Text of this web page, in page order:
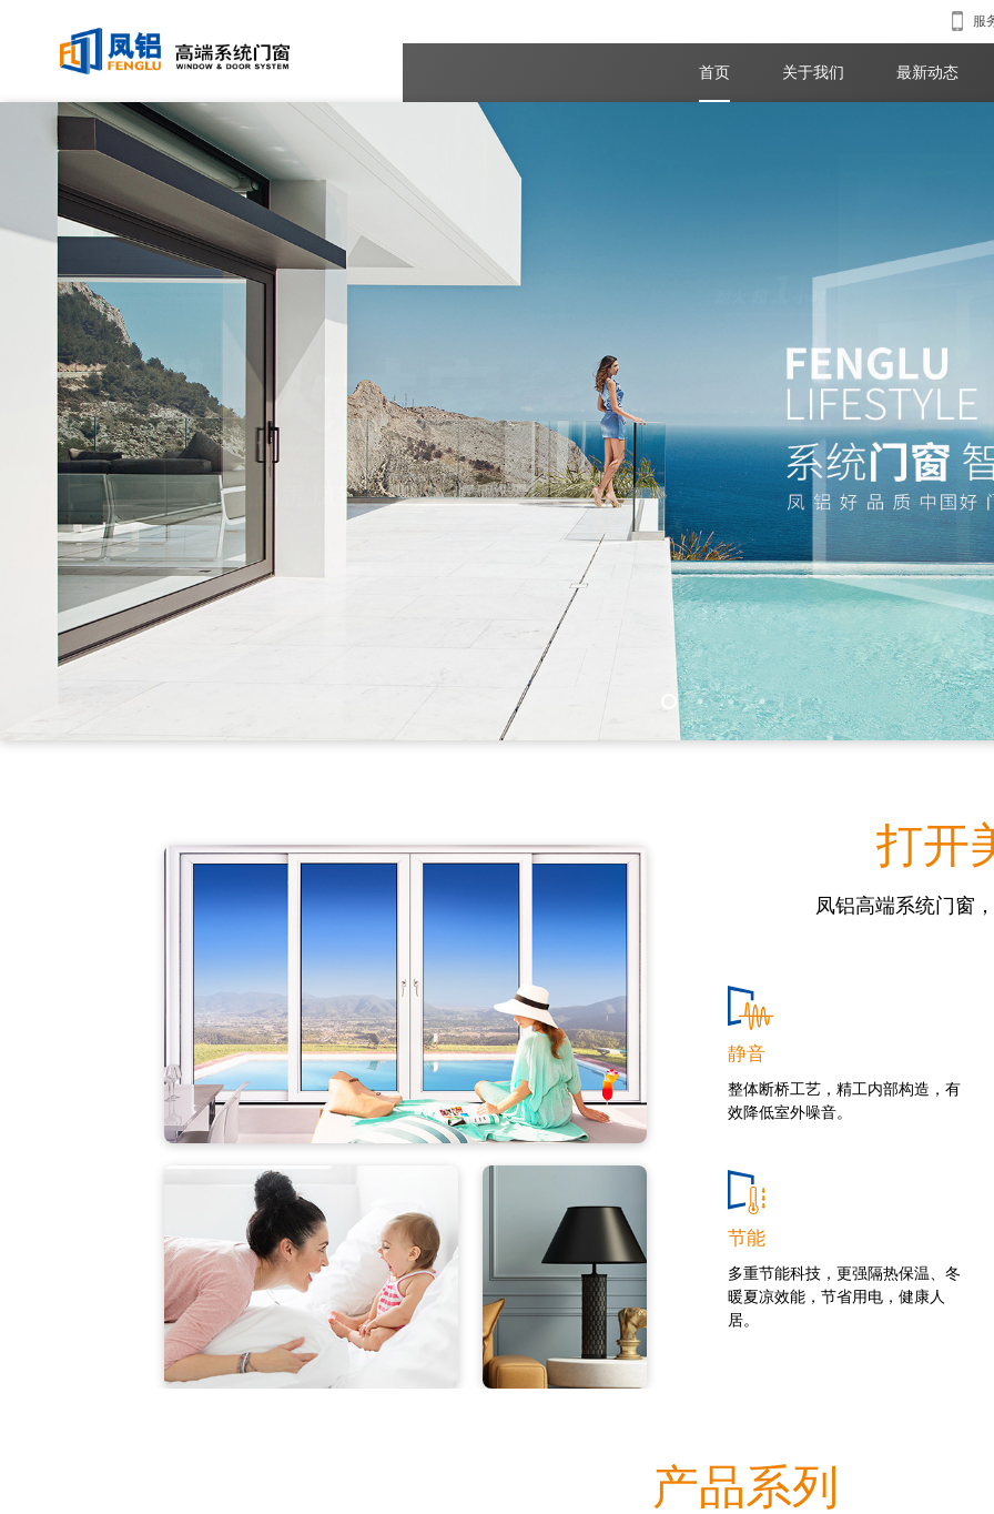
服
首页 关于我们 最新动态
打开
凤铝高端系统门窗
静音
整体断桥工艺，精工内部构造，有
效降低室外噪音。
节能
多重节能科技，更强隔热保温、冬
暖夏凉效能，节省用电，健康人
居。
产品系列